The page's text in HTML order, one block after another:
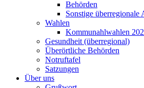
Behörden
Sonstige überregionale
Wahlen
Kommunahlwahlen
Gesundheit (überregional)
Überörtliche Behörden
Notruftafel
Satzungen
Über uns